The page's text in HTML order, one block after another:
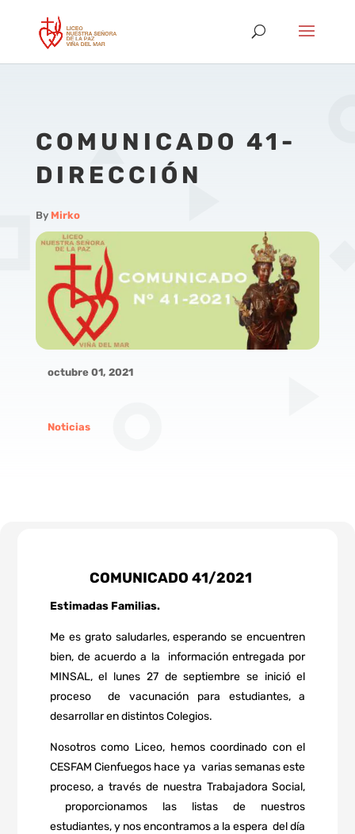
COMUNICADO 41-
DIRECCIÓN
By Mirko
octubre 01, 2021
Noticias
COMUNICADO 41/2021
Estimadas Familias.
Me es grato saludarles, esperando se encuentren
bien, de acuerdo a la
información entregada por
MINSAL, el lunes 27 de septiembre se inició el
proceso
de vacunación para estudiantes, a
desarrollar en distintos Colegios.
Nosotros como Liceo, hemos coordinado con el
CESFAM Cienfuegos hace ya varias semanas este
proceso, a través de nuestra Trabajadora Social,
proporcionamos las listas de nuestros
estudiantes, y nos encontramos a la espera del día